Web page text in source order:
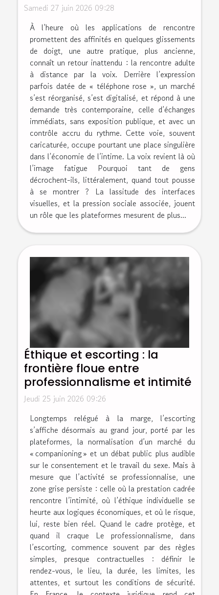
Samedi 27 juin 2026 09:28
À l’heure où les applications de rencontre
promettent des affinités en quelques glissements
de doigt, une autre pratique, plus ancienne,
connaît un retour inattendu : la rencontre adulte
à distance par la voix. Derrière l’expression
parfois datée de « téléphone rose », un marché
s’est réorganisé, s’est digitalisé, et répond à une
demande très contemporaine, celle d’échanges
immédiats, sans exposition publique, et avec un
contrôle accru du rythme. Cette voie, souvent
caricaturée, occupe pourtant une place singulière
dans l’économie de l’intime. La voix revient là où
l’image fatigue Pourquoi tant de gens
décrochent-ils, littéralement, quand tout pousse
à se montrer ? La lassitude des interfaces
visuelles, et la pression sociale associée, jouent
un rôle que les plateformes mesurent de plus...
Éthique et escorting : la
frontière floue entre
professionnalisme et intimité
Jeudi 25 juin 2026 09:26
Longtemps relégué à la marge, l’escorting
s’affiche désormais au grand jour, porté par les
plateformes, la normalisation d’un marché du
« companioning » et un débat public plus audible
sur le consentement et le travail du sexe. Mais à
mesure que l’activité se professionnalise, une
zone grise persiste : celle où la prestation cadrée
rencontre l’intimité, où l’éthique individuelle se
heurte aux logiques économiques, et où le risque,
lui, reste bien réel. Quand le cadre protège, et
quand il craque Le professionnalisme, dans
l’escorting, commence souvent par des règles
simples, presque contractuelles : définir le
rendez-vous, le lieu, la durée, les limites, les
attentes, et surtout les conditions de sécurité.